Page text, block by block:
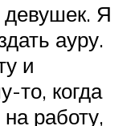
Я
ауру.
и
то, когда
работу,